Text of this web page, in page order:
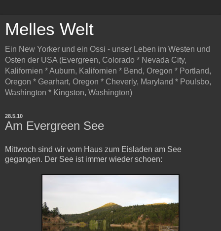
Melles Welt
Ein New Yorker und ein Ossi - unser Leben im Westen und
Osten der USA (Evergreen, Colorado * Nevada City,
Kalifornien * Auburn, Kalifornien * Bend, Oregon * Portland,
Oregon * Gearhart, Oregon * Cheverly, Maryland * Poulsbo,
Washington * Kingston, Washington)
28.5.10
Am Evergreen See
Mittwoch sind wir vom Haus zum Eisladen am See
gegangen. Der See ist immer wieder schoen: